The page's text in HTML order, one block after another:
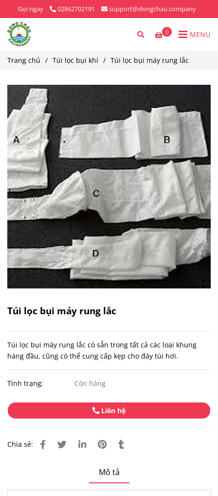
Gọi ngay 02862702191 support@dongchau.company
0 MENU
Trang chủ / Túi lọc bụi khí / Túi lọc bụi máy rung lắc
Túi lọc bụi máy rung lắc
Túi lọc bụi máy rung lắc có sẵn trong tất cả các loại khung
hàng đầu, cũng có thể cung cấp kẹp cho đáy túi hơi.
Tình trạng: Còn hàng
Liên hệ
Chia sẻ:
Mô tả